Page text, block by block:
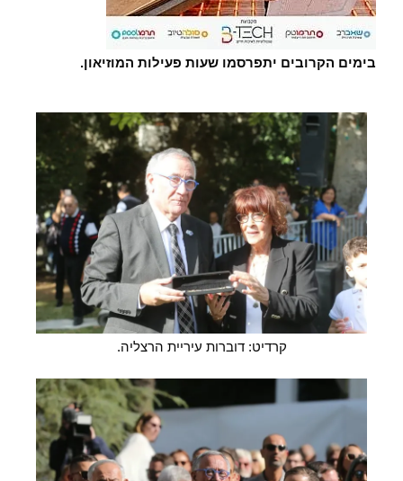
בימים הקרובים יתפרסמו שעות פעילות המוזיאון.
קרדיט: דוברות עיריית הרצליה.